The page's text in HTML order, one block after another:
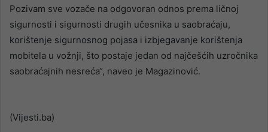
Pozivam sve vozače na odgovoran odnos prema ličnoj
sigurnosti i sigurnosti drugih učesnika u saobraćaju,
korištenje sigurnosnog pojasa i izbjegavanje korištenja
mobitela u vožnji, što postaje jedan od najčešćih uzročnika
saobraćajnih nesreća“, naveo je Magazinović.
(Vijesti.ba)